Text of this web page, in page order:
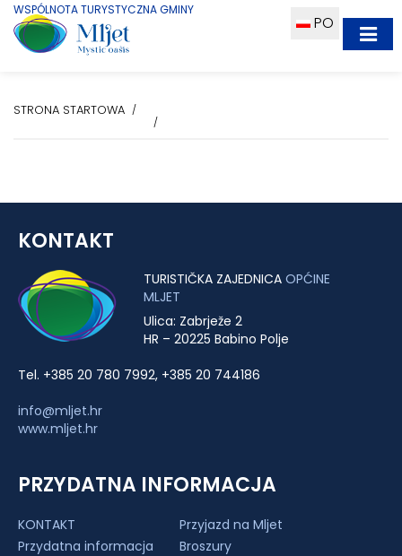
WSPÓLNOTA TURYSTYCZNA GMINY
PO
STRONA STARTOWA
KONTAKT
TURISTIČKA ZAJEDNICA OPĆINE
MLJET
Ulica: Zabrježe 2
HR – 20225 Babino Polje
Tel. +385 20 780 7992, +385 20 744186
info@mljet.hr
www.mljet.hr
PRZYDATNA INFORMACJA
KONTAKT
Przyjazd na Mljet
Przydatna informacja
Broszury